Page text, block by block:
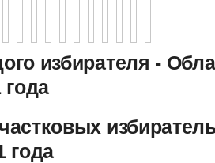
избирателя -
года
года